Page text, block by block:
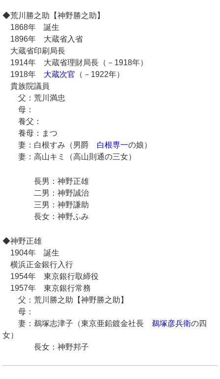
◆荒川勝之助【神野勝之助】
1868年 誕生
1896年 大蔵省入省
大蔵省印刷局長
1914年 大蔵省理財局長（－1918年）
1918年 大蔵次官 （－1922年）
貴族院議員
父：荒川満忠
母：
養父：
養母：まつ
妻：白根すみ（男爵 白根専一の娘）
妻：高山キミ（高山則通の三女）
長男：神野正雄
二男：神野誠治
三男：神野謙助
長女：神野ふみ
◆神野正雄
1904年 誕生
横浜正金銀行入行
1954年 東京銀行取締役
1957年 東京銀行常務
父：荒川勝之助【神野勝之助】
母：
妻：鵜塚志津子（東京亜鉛鍍金社長 鵜塚彦兵衛の四
女）
長女：神野邦子